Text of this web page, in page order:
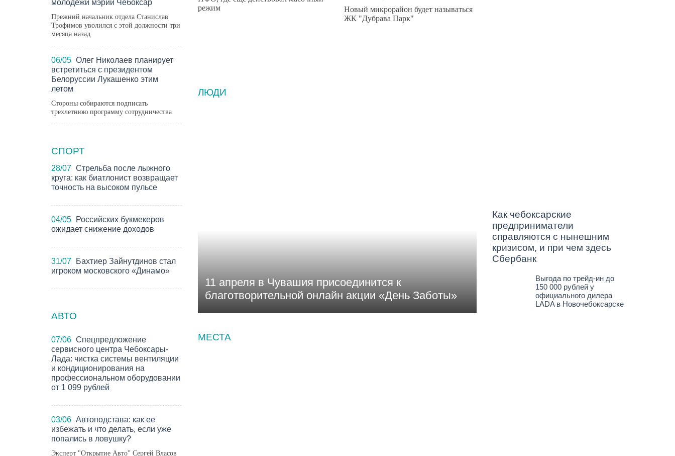
молодежи мэрии Чебоксар
Прежний начальник отдела Станислав
Трофимов уволился с этой должности три
месяца назад
06/05 Олег Николаев планирует
встретиться с президентом
Белоруссии Лукашенко этим
летом
Стороны собираются подписать
трехлетнюю программу сотрудничества
СПОРТ
28/07 Стрельба после лыжного
круга: как биатлонист возвращает
точность на высоком пульсе
04/05
Российских букмекеров
ожидает снижение доходов
31/07
Бахтиер Зайнутдинов стал
игроком московского «Динамо»
АВТО
07/06 Спецпредложение
сервисного центра Чебоксары-
Лада: чистка системы вентиляции
и кондиционирования на
профессиональном оборудовании
от 1 099 рублей
03/06 Автоподстава: как ее
избежать и что делать, если уже
попались в ловушку?
Эксперт "Открытие Авто" Сергей Власов
режим
Новый микрорайон будет называться
ЖК "Дубрава Парк"
ЛЮДИ
11 апреля в Чувашия присоединится к
благотворительной онлайн акции «День Заботы»
Как чебоксарские
предприниматели
справляются с нынешним
кризисом, и при чем здесь
Сбербанк
Выгода по трейд-ин до
150 000 рублей у
официального дилера
LADA в Новочебоксарске
МЕСТА